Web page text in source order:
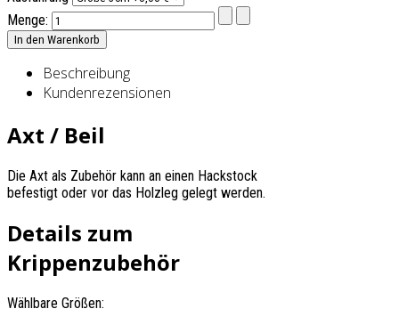
Menge:
Beschreibung
Kundenrezensionen
Axt / Beil
Die Axt als Zubehör kann an einen Hackstock
befestigt oder vor das Holzleg gelegt werden.
Details zum
Krippenzubehör
Wählbare Größen: